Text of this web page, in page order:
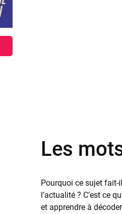
Les
Pourquoi ce sujet fait-
l’actualité ? C’est ce
et apprendre à